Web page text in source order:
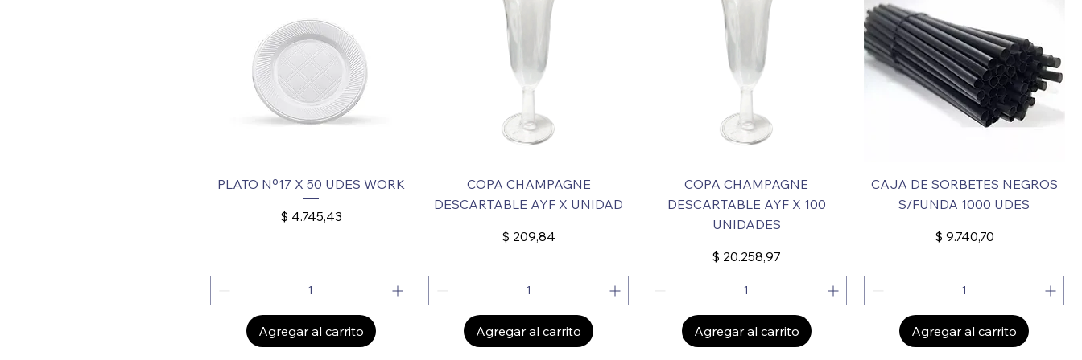
PLATO Nº17 X 50 UDES WORK
Precio
$ 4.745,43
Agregar al carrito
COPA CHAMPAGNE
DESCARTABLE AYF X UNIDAD
Precio
$ 209,84
Agregar al carrito
COPA CHAMPAGNE
DESCARTABLE AYF X 100
UNIDADES
Precio
$ 20.258,97
Agregar al carrito
CAJA DE SORBETES NEGROS
S/FUNDA 1000 UDES
Precio
$ 9.740,70
Agregar al carrito